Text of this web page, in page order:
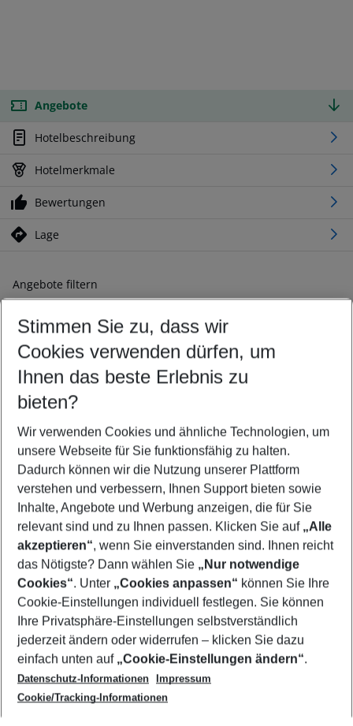
Angebote
Hotelbeschreibung
Hotelmerkmale
Bewertungen
Lage
Angebote filtern
Ändern Sie Ihre Kriterien nach Ihren Wünschen
Abflughafen wählen
Beliebiger Abflughafen
Reisezeitraum wählen
12.08.26– 10.08.27 5-8 Nächte
2 Erwachsene Keine Kinder
Mehr Filter anzeigen
Footer
Footer navigation
Über uns
AGB
Cookie-Einstellungen ändern
Cookie-Richtlinie
Datenschutz
Service & Hilfe
Barrierefreies Reisen
Check-in
Folgen Sie uns
Stimmen Sie zu, dass wir
Cookies verwenden dürfen, um
Ihnen das beste Erlebnis zu
bieten?
Wir verwenden Cookies und ähnliche Technologien, um
unsere Webseite für Sie funktionsfähig zu halten.
Dadurch können wir die Nutzung unserer Plattform
verstehen und verbessern, Ihnen Support bieten sowie
Inhalte, Angebote und Werbung anzeigen, die für Sie
relevant sind und zu Ihnen passen. Klicken Sie auf „Alle
akzeptieren“, wenn Sie einverstanden sind. Ihnen reicht
das Nötigste? Dann wählen Sie „Nur notwendige
Cookies“. Unter „Cookies anpassen“ können Sie Ihre
Cookie-Einstellungen individuell festlegen. Sie können
Ihre Privatsphäre-Einstellungen selbstverständlich
jederzeit ändern oder widerrufen – klicken Sie dazu
einfach unten auf „Cookie-Einstellungen ändern“.
Datenschutz-Informationen
Impressum
Cookie/Tracking-Informationen